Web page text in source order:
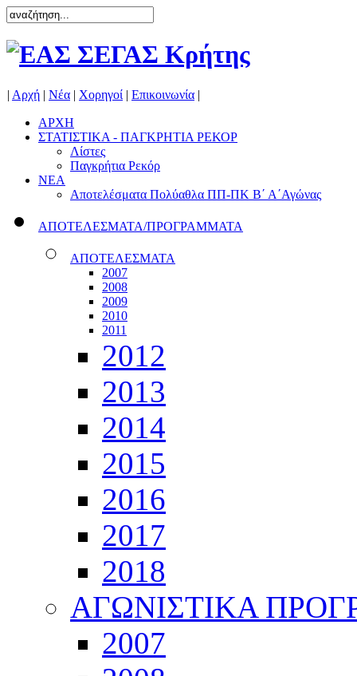
| Αρχή | Νέα | Χορηγοί | Επικοινωνία |
ΑΡΧΗ
ΣΤΑΤΙΣΤΙΚΑ - ΠΑΓΚΡΗΤΙΑ ΡΕΚΟΡ
Λίστες
Παγκρήτια Ρεκόρ
ΝΕΑ
Αποτελέσματα Πολύαθλα ΠΠ-ΠΚ Β΄ Α΄Αγώνας
ΑΠΟΤΕΛΕΣΜΑΤΑ/ΠΡΟΓΡΑΜΜΑΤΑ
ΑΠΟΤΕΛΕΣΜΑΤΑ
2007
2008
2009
2010
2011
2012
2013
2014
2015
2016
2017
2018
ΑΓΩΝΙΣΤΙΚΑ
2007